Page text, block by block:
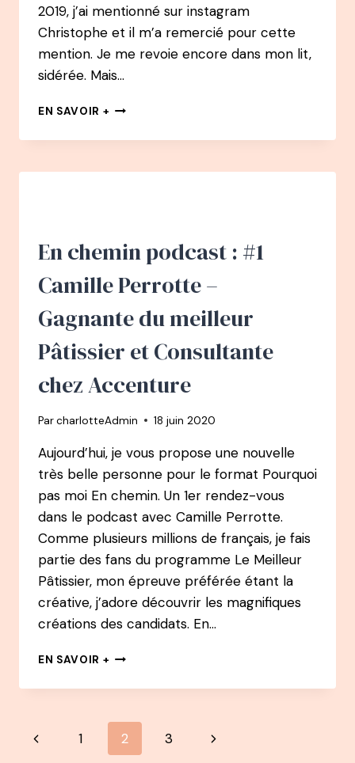
2019, j’ai mentionné sur instagram
Christophe et il m’a remercié pour cette
mention. Je me revoie encore dans mon lit,
sidérée. Mais…
EN SAVOIR + #24
CHRISTOPHE
–
LA
En chemin podcast : #1
Camille Perrotte –
Gagnante du meilleur
Pâtissier et Consultante
chez Accenture
ParcharlotteAdmin 18 juin 2020
Aujourd’hui, je vous propose une nouvelle
très belle personne pour le format Pourquoi
pas moi En chemin. Un 1er rendez-vous
dans le podcast avec Camille Perrotte.
Comme plusieurs millions de français, je fais
partie des fans du programme Le Meilleur
Pâtissier, mon épreuve préférée étant la
créative, j’adore découvrir les magnifiques
créations des candidats. En…
EN SAVOIR + EN
PODCAST
#1
CAMILLE
PERROTTE
Navigation
Page
1 2 3
Page